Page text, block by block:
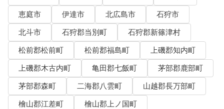
恵庭市
伊達市 北広島市
石狩市
北斗市
石狩郡当別町
石狩郡新篠津村
松前郡松前町
松前郡福島町
上磯郡知内町
上磯郡木古内町
亀田郡七飯町
茅部郡鹿部町
茅部郡森町
二海郡八雲町
山越郡長万部町
檜山郡江差町
檜山郡上ノ国町